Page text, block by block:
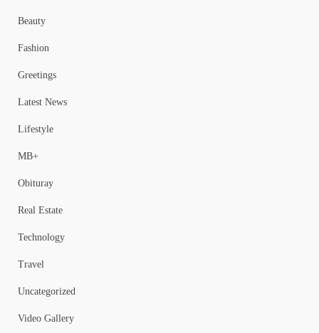
Beauty
Fashion
Greetings
Latest News
Lifestyle
MB+
Obituray
Real Estate
Technology
Travel
Uncategorized
Video Gallery